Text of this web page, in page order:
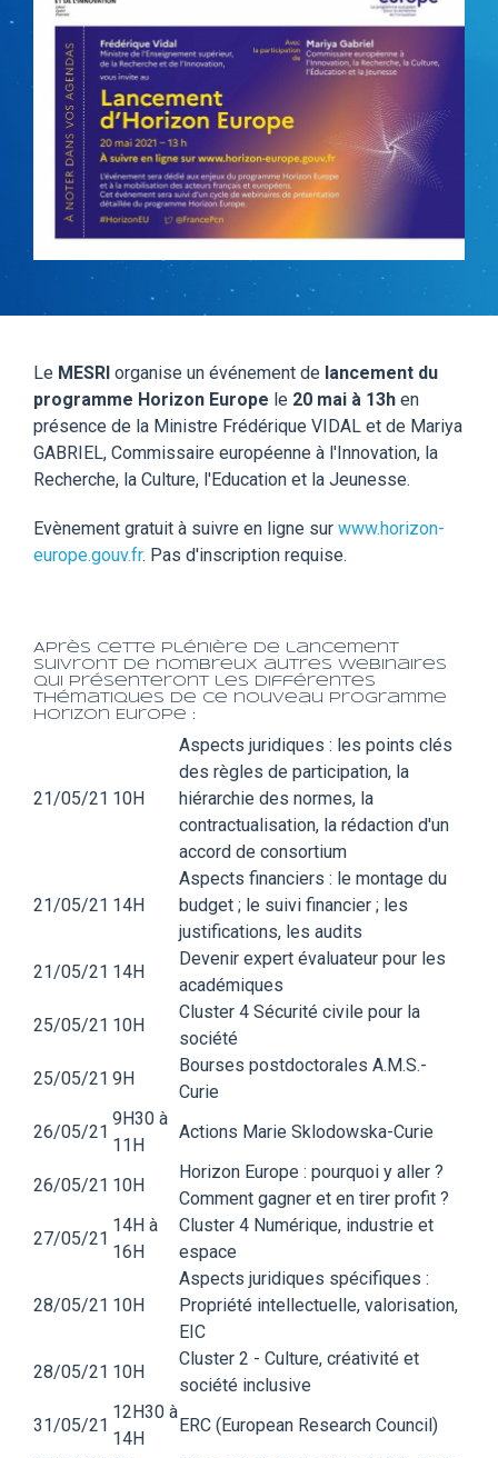
Le MESRI organise un événement de lancement du
programme Horizon Europe le 20 mai à 13h en
présence de la Ministre Frédérique VIDAL et de Mariya
GABRIEL, Commissaire européenne à l'Innovation, la
Recherche, la Culture, l'Education et la Jeunesse.
Evènement gratuit à suivre en ligne sur www.horizon-
europe.gouv.fr. Pas d'inscription requise.
Après cette plénière de lancement
suivront de nombreux autres webinaires
qui présenteront les différentes
thématiques de ce nouveau programme
Horizon Europe :
21/05/21 10H
Aspects juridiques : les points clés
des règles de participation, la
hiérarchie des normes, la
contractualisation, la rédaction d'un
accord de consortium
21/05/21 14H
Aspects financiers : le montage du
budget ; le suivi financier ; les
justifications, les audits
21/05/21 14H
Devenir expert évaluateur pour les
académiques
25/05/21 10H
Cluster 4 Sécurité civile pour la
société
25/05/21 9H
Bourses postdoctorales A.M.S.-
Curie
26/05/21
9H30 à
11H
Actions Marie Sklodowska-Curie
26/05/21 10H
Horizon Europe : pourquoi y aller ?
Comment gagner et en tirer profit ?
27/05/21
14H à
16H
Cluster 4 Numérique, industrie et
espace
28/05/21 10H
Aspects juridiques spécifiques :
Propriété intellectuelle, valorisation,
EIC
28/05/21 10H
Cluster 2 - Culture, créativité et
société inclusive
31/05/21
12H30 à
14H
ERC (European Research Council)